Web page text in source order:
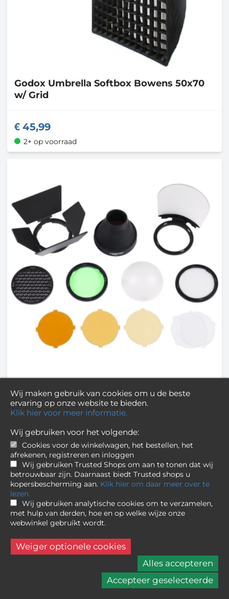
Godox Umbrella Softbox Bowens 50x70
w/ Grid
45,99
2+ op voorraad
H200R Head
59,95
Online op voorraad.
Geschatte levertijd is 4 dagen
Wij maken gebruik van cookies om u de beste
ervaring op onze website te bieden.
Klik hier voor meer informatie.
Wij gebruiken voor het volgende:
Cookies voor de winkelwagen, het bestellen, het
afrekenen, registreren en inloggen
Wij gebruiken Trusted Shops om aan te tonen dat wij
betrouwbaar zijn. Daarnaast biedt Trusted shops u
kopersbescherming aan. Klik hier om daar meer over te
lezen.
Wij gebruiken analytische cookies om te verzamelen,
met hulp van derden, hoe en op welke wijze onze
webwinkel gebruikt wordt.
Weiger optionele cookies
Alles accepteren
Accepteer geselecteerde